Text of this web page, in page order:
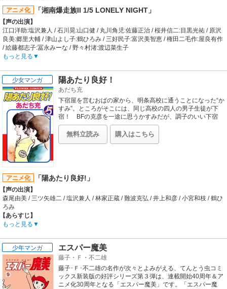
キャラクターデザイン:神村幸子 / メカニカルデザイン:明貴美加 / 総作画監督:北原
健雄 / 音楽:国吉良一、矢野立美
【音楽】
OP1:小比類巻かほる「City Hunter～愛よ消えないで～」 / OP2:大沢誉志幸「ゴー
ゴーヘブン」 / ED:TM NETWORK「Get Wild」
アニメ化 「湘南爆走族II 1/5 LONELY NIGHT」
【声の出演】
江口洋助:塩沢兼人 / 石川晃:山口健 / 丸川角児:佐藤正治 / 桜井信二:目黒光祐 / 原沢
良美:郷里大輔 / 津山よし子:鶴ひろみ / 三好民子:富沢美智恵 / 権田二毛作:屋良有作
/ 絵藤都志子:冨永みーな / 野々村渚:渡辺菜生子
【あらすじ】
桃山麻子（マコ）といいう女性に出会う。彼女こそ、小規模ながらも気合いの入
った走りで海岸線にその名を轟かせている「湘南爆走族」のリーダーであった。
彼女に請われ、江口は湘南暴走族の二代目リーダーを襲名することに。ダチのた
め、惚れた女のため、自分の大事なモノを守るため…。江口洋助が高校三年間を
全力でつっぱらかる!! 個性派揃いのメンバーが駆け抜ける、たった一度の青春爆
走ロード。ここに開幕！
【スタッフ情報】
原作:吉田聡「湘南爆走族」（「少年KING」少年画報社刊）
監督:西沢信孝
キャラクターデザイン:吉田聡 / プロデューサー:高橋尚子、佐々木章、栗山富郎 /
脚本:西沢信孝 / 作画監督:西城隆詞 / 美術監督:坂本信人 / 音楽:平井光一
主題歌:翔「Let's go nice 騎士」
もっと見る
少女マンガ 陽あたり良好！
あだち充
下宿屋を営むおばの家から、明条高校に通うことになった“か
すみ”。ところがそこには、同じ高校の四人の男子生徒が下
宿！ BFの克彦を一途に思うかすみだが、調子のいい下宿
人・高杉勇作がなぜか気になって･･･。週刊少女コミック・
昭和55年第2号より連載の青春コメディー！
無料立読み 購入はこちら
アニメ化 「陽あたり良好!」
【声の出演】
森尾由美 / 三ツ矢雄二 / 塩沢兼人 / 林家正蔵 / 難波克弘 / 井上和彦 / 小宮和枝 / 鶴ひ
ろみ
【あらすじ】
岸本かすみ、15歳。下宿荘を営む叔母の家から明条高校に通う新入生。天然ボケ
【スタッフ情報】
原作:あだち充
総監督:杉井ギザブロー / 監督:水谷貴哉、坂田純一、井上修、高本宜弘、本郷みつ
る、阿部司、池田はやと、石井文子、小柴純弥、小熊公晴
脚本:萩田寛子、清水東、島田満、金春智子、黒岩タ城、小林政広、並木敏、中弘
子
もっと見る
少年マンガ エスパー魔美
藤子・Ｆ・不二雄
藤子･Ｆ･不二雄の名作が次々とよみがえる、てんとう虫コミ
ックス新装版の好評シリーズ第３弾は、連載開始40周年＆ア
ニメ化30周年となる「エスパー魔美」です。「エスパー魔